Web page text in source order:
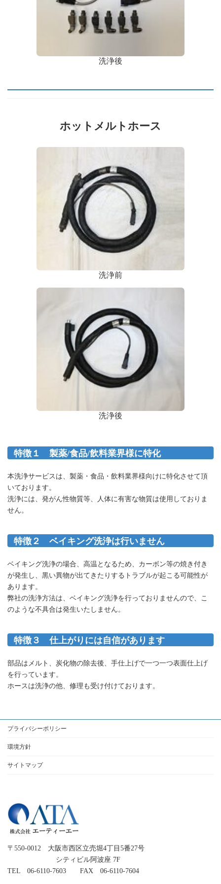
洗浄後
ホットメルトホース
洗浄前
洗浄後
特徴１ 製薬/食品/飲料業界様に特化
本洗浄サービスは、製薬・食品・飲料業界様向けに特化させて頂
いております。
洗浄には、発がん性物質等、人体に有害な物質は使用しておりま
せん。
特徴２ベイキング洗浄は行いません
ベイキング洗浄の場合、高温となるため、カーボン等の焼き付き
が発生し、黒い異物が出てきたりするトラブルが起こる可能性が
あります。
弊社の洗浄方法は、ベイキング洗浄を行っておりませんので、こ
のような不具合は発生いたしません。
特徴３仕上がりには自信があります
部品はメルト、炭化物の除去後、手仕上げで一つ一つ表面仕上げ
を行っています。
ホースは洗浄の他、修理も受け付けております。
プライバシーポリシー
環境方針
サイトマップ
〒550-0012 大阪市西区立売堀4丁目5番27号
シティビル阿波座 7F
TEL 06-6110-7603 FAX 06-6110-7604